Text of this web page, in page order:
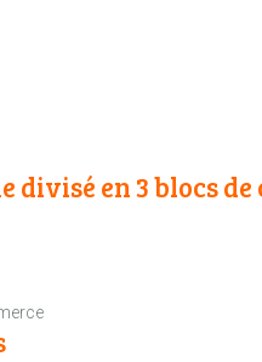
en 3 blocs de